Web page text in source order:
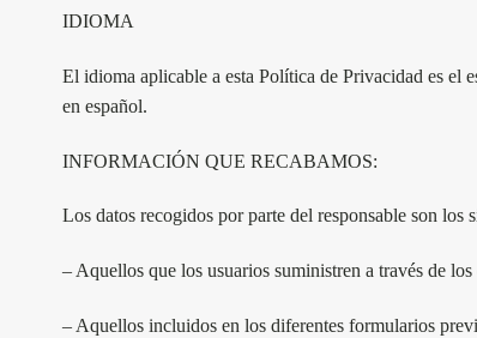
IDIOMA
El idioma aplicable a esta Política de Privacidad es el
en español.
INFORMACIÓN QUE RECABAMOS:
Los datos recogidos por parte del responsable son los
– Aquellos que los usuarios suministren a través de
– Aquellos incluidos en los diferentes formularios